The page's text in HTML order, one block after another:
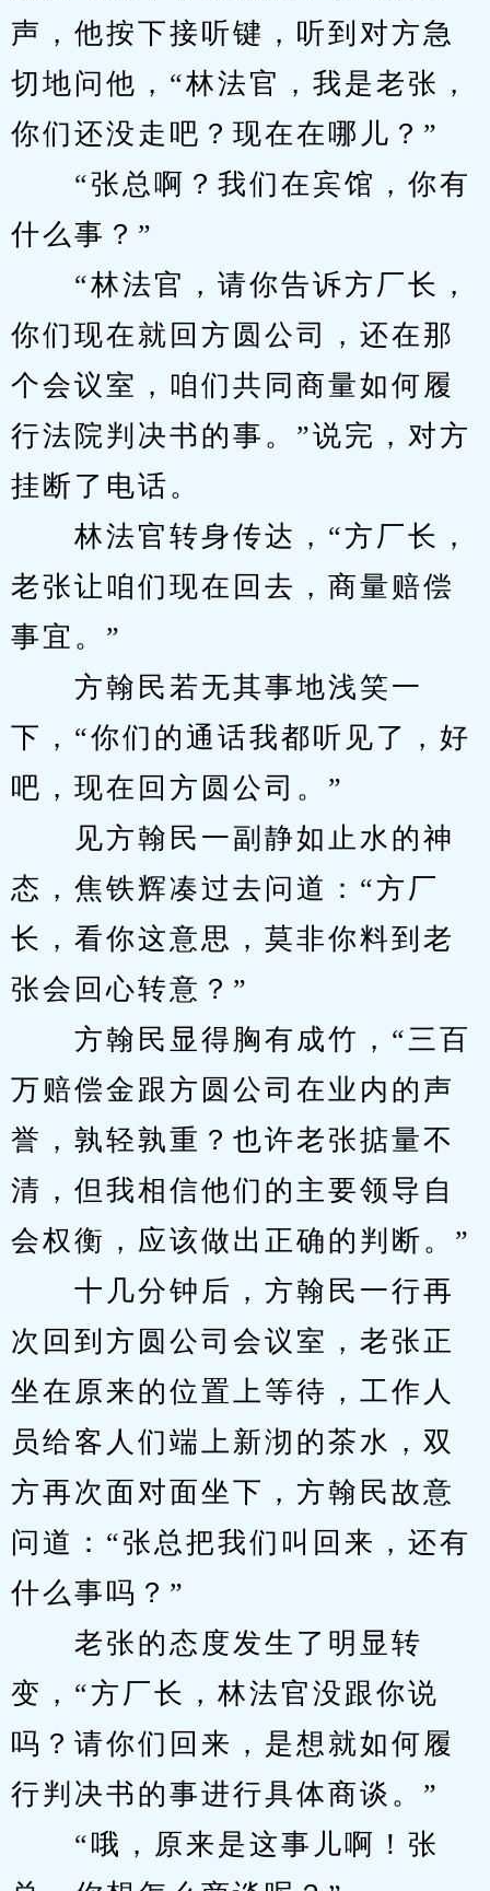
声，他按下接听键，听到对方急
切地问他，“林法官，我是老张，
你们还没走吧？现在在哪儿？”
“张总啊？我们在宾馆，你有
什么事？”
“林法官，请你告诉方厂长，
你们现在就回方圆公司，还在那
个会议室，咱们共同商量如何履
行法院判决书的事。”说完，对方
挂断了电话。
林法官转身传达，“方厂长，
老张让咱们现在回去，商量赔偿
事宜。”
方翰民若无其事地浅笑一
下，“你们的通话我都听见了，好
吧，现在回方圆公司。”
见方翰民一副静如止水的神
态，焦铁辉凑过去问道：“方厂
长，看你这意思，莫非你料到老
张会回心转意？”
方翰民显得胸有成竹，“三百
万赔偿金跟方圆公司在业内的声
誉，孰轻孰重？也许老张掂量不
清，但我相信他们的主要领导自
会权衡，应该做出正确的判断。”
十几分钟后，方翰民一行再
次回到方圆公司会议室，老张正
坐在原来的位置上等待，工作人
员给客人们端上新沏的茶水，双
方再次面对面坐下，方翰民故意
问道：“张总把我们叫回来，还有
什么事吗？”
老张的态度发生了明显转
变，“方厂长，林法官没跟你说
吗？请你们回来，是想就如何履
行判决书的事进行具体商谈。”
“哦，原来是这事儿啊！张